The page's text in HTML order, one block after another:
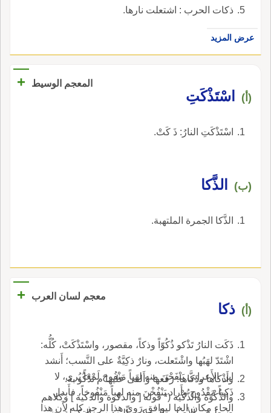
ذكات الحرب : اشتعلت نارها.
عرض المزيد
المعجم الوسيط +
(أ) اسْتَذْكَتِ
اسْتَذْكَتِ النارُ: ذَ كَتْ.
(ب) الذَّكا
الذَّكا الجمرة الملتهبة.
معجم لسان العرب +
(أ) ذكا
ذَكَت النارُ تَذْكو ذُكُوّاً وذكاً، مقصور، واسْتَذْكَتْ، كُلُّه:
اشْتَدّ لهَبُها واشْتَعلت، ونارٌ ذكِيَّةٌ على النَّسب؛ أَنشد
ابن الأَعرابي يَنْفَحْنَ منه لهَباً مَنْفُوحَ لَمْعاً يُرى، لا
ذَكِياً مَقْدُوح وأَراد يَنْفُخْنَ منه لهباً مَنْفُوخاً، فأَبدل
الحاء مكان الخا ليوافق رَوِيّ هذا الرجز كله لأَن هذا
وأَذْكاها وذَكَّاها: رَفَعها وأَلقى عليها م تَذْكُو به.
والذُّكْوَة والذُّكْيَة (* قوله [ والذكوة والذكية ] وكلاهم